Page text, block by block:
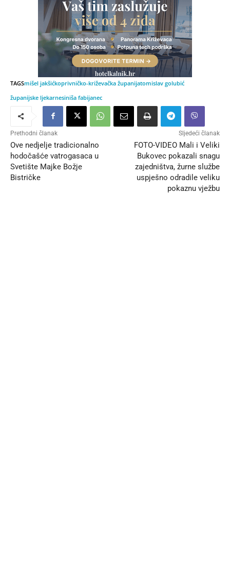
TAGSmišel jakšićkoprivničko-križevačka županijatomislav golubić
županijske ljekarnesiniša fabijanec
Prethodni članak
Ove nedjelje tradicionalno
hodočašće vatrogasaca u
Svetište Majke Božje
Bistričke
Sljedeći članak
FOTO-VIDEO Mali i Veliki
Bukovec pokazali snagu
zajedništva, žurne službe
uspješno odradile veliku
pokaznu vježbu